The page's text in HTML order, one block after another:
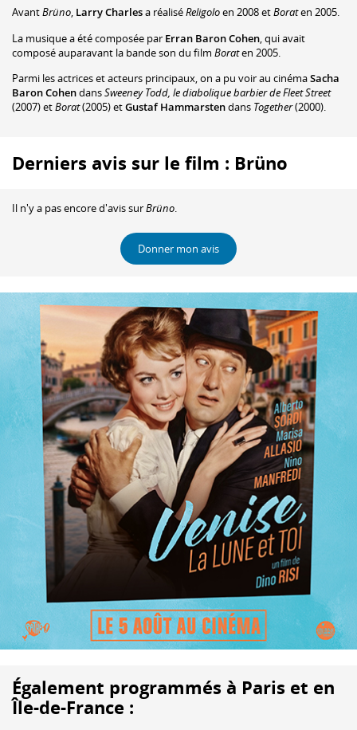
AvantBrüno, Larry Charlesa réaliséReligoloen 2008 etBoraten 2005.
La musique a été composée par Erran Baron Cohen , qui avait
composé auparavant la bande son du film Boraten 2005.
Parmi les actrices et acteurs principaux, on a pu voir au cinémaSacha
Baron CohendansSweeney Todd, le diabolique barbier de Fleet Street
(2007) etBorat(2005) etGustaf Hammarstendans Together(2000).
Derniers avis sur le film : Brüno
Il n'y a pas encore d'avis surBrüno.
Donner mon avis
Également programmés à Paris et en
Île-de-France :